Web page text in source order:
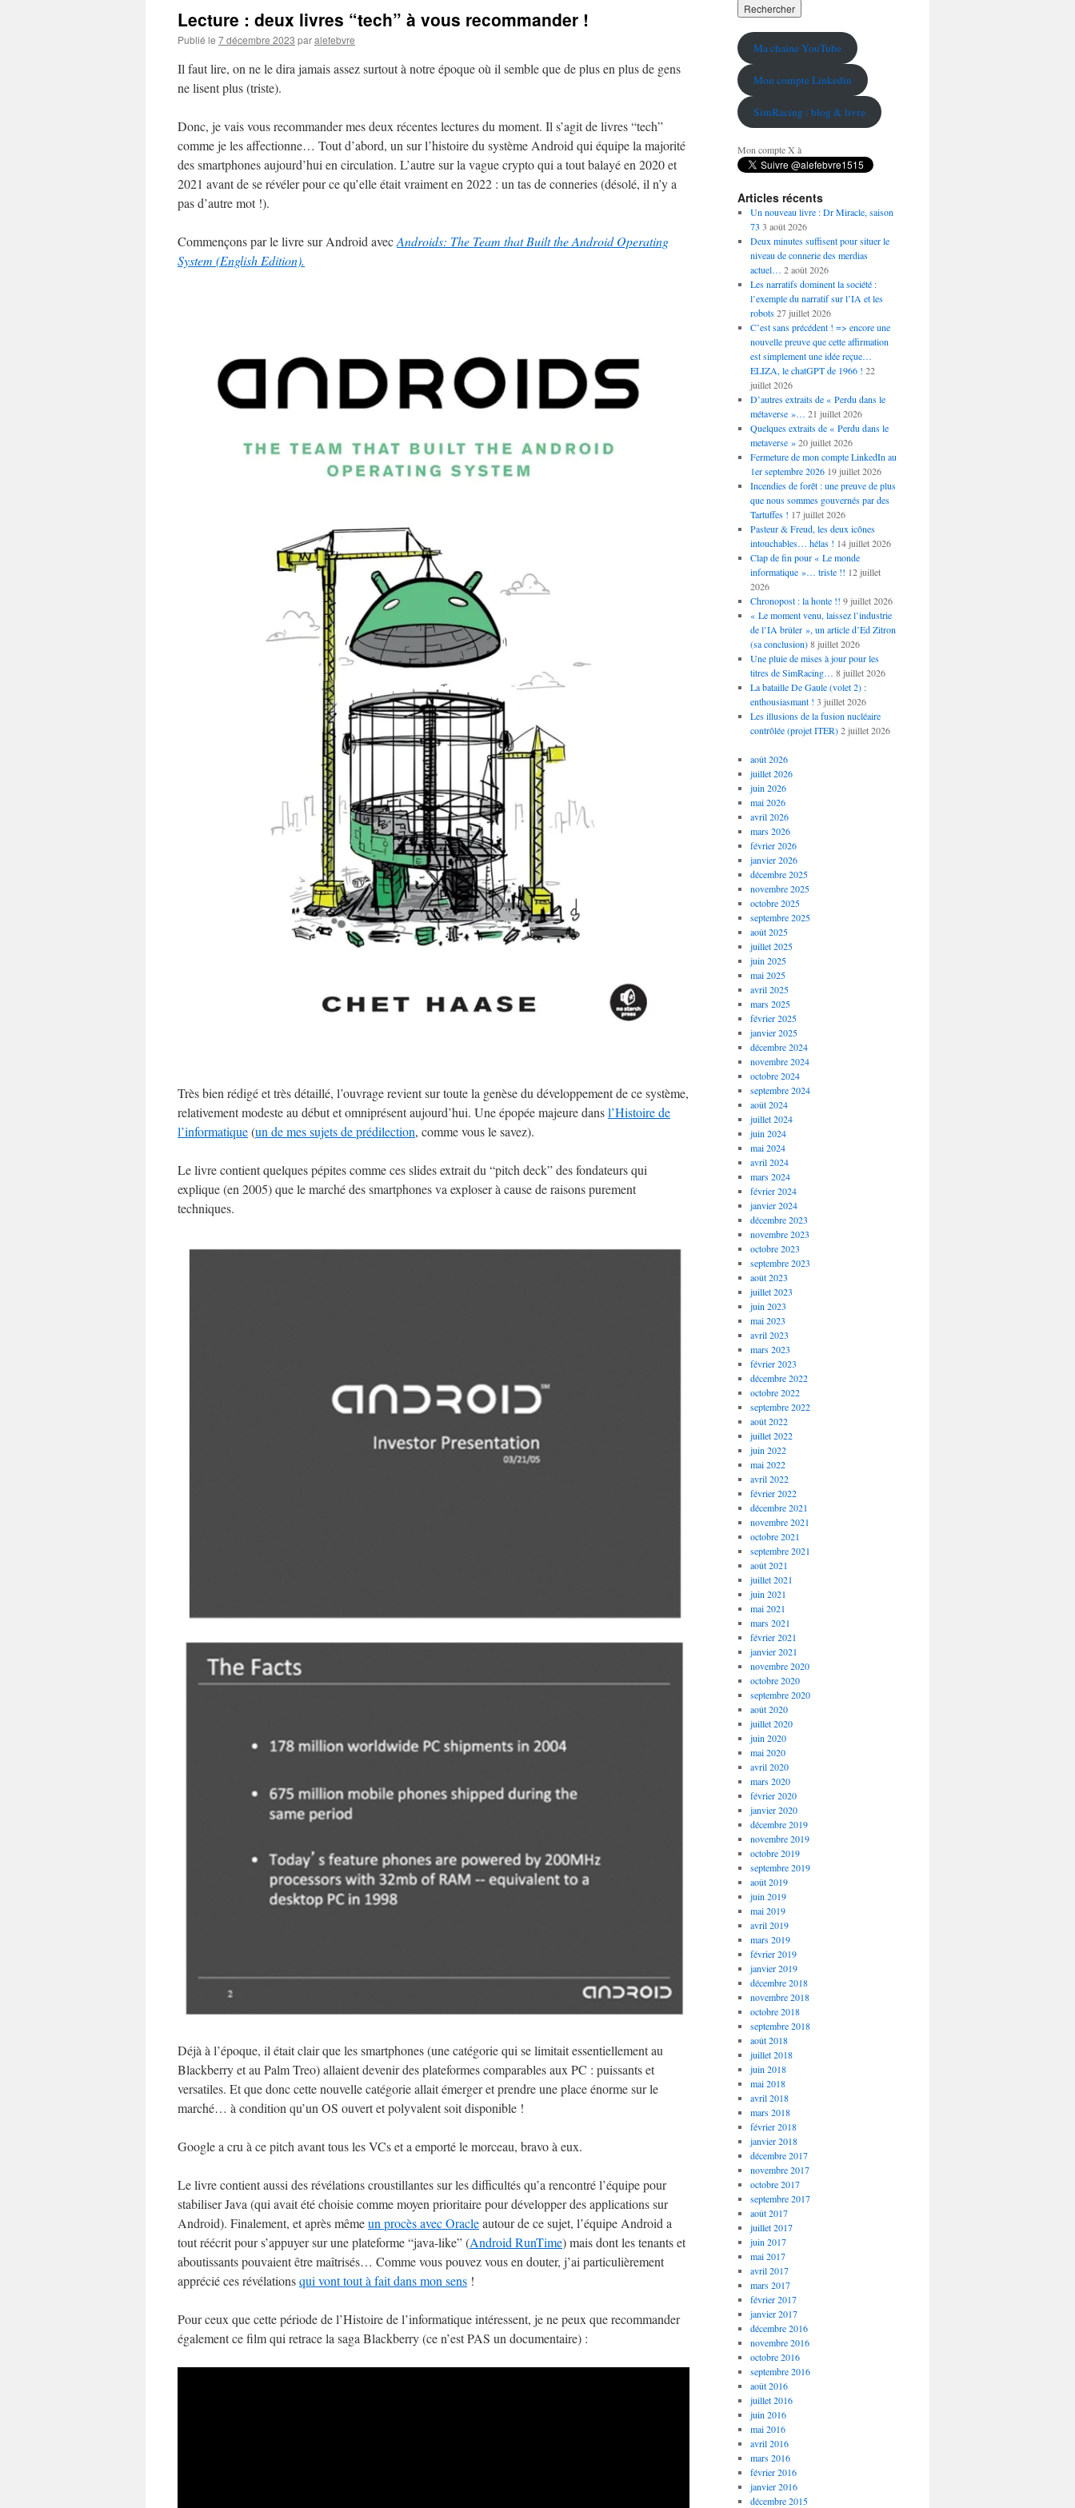
Lecture : deux livres “tech” à vous recommander !
Publié le 7 décembre 2023 paralefebvre
Il faut lire, on ne le dira jamais assez surtout à notre époque où il semble que de plus en plus de gens
ne lisent plus (triste).
Donc, je vais vous recommander mes deux récentes lectures du moment. Il s’agit de livres “tech”
comme je les affectionne… Tout d’abord, un sur l’histoire du système Android qui équipe la majorité
des smartphones aujourd’hui en circulation. L’autre sur la vague crypto qui a tout balayé en 2020 et
2021 avant de se révéler pour ce qu’elle était vraiment en 2022 : un tas de conneries (désolé, il n’y a
pas d’autre mot !).
Commençons par le livre sur Android avecAndroids: The Team that Built the Android Operating
System (English Edition).
Très bien rédigé et très détaillé, l’ouvrage revient sur toute la genèse du développement de ce système,
relativement modeste au début et omniprésent aujourd’hui. Une épopée majeure dansl’Histoire de
l’informatique(un de mes sujets de prédilection, comme vous le savez).
Le livre contient quelques pépites comme ces slides extrait du “pitch deck” des fondateurs qui
explique (en 2005) que le marché des smartphones va exploser à cause de raisons purement
techniques.
Déjà à l’époque, il était clair que les smartphones (une catégorie qui se limitait essentiellement au
Blackberry et au Palm Treo) allaient devenir des plateformes comparables aux PC : puissants et
versatiles. Et que donc cette nouvelle catégorie allait émerger et prendre une place énorme sur le
marché… à condition qu’un OS ouvert et polyvalent soit disponible !
Google a cru à ce pitch avant tous les VCs et a emporté le morceau, bravo à eux.
Le livre contient aussi des révélations croustillantes sur les difficultés qu’a rencontré l’équipe pour
stabiliser Java (qui avait été choisie comme moyen prioritaire pour développer des applications sur
Android). Finalement, et après mêmeun procès avec Oracleautour de ce sujet, l’équipe Android a
tout réécrit pour s’appuyer sur une plateforme “java-like” (Android RunTime) mais dont les tenants et
aboutissants pouvaient être maîtrisés… Comme vous pouvez vous en douter, j’ai particulièrement
apprécié ces révélationsqui vont tout à fait dans mon sens !
Pour ceux que cette période de l’Histoire de l’informatique intéressent, je ne peux que recommander
également ce film qui retrace la saga Blackberry (ce n’est PAS un documentaire) :
Ma chaine YouTube
Mon compte Linkedin
SimRacing : blog & livre
Mon compte X à
Articles récents
Un nouveau livre : Dr Miracle, saison
73 3 août 2026
Deux minutes suffisent pour situer le
niveau de connerie des merdias
actuel… 2 août 2026
Les narratifs dominent la société :
l’exemple du narratif sur l’IA et les
robots 27 juillet 2026
C’est sans précédent ! => encore une
nouvelle preuve que cette affirmation
est simplement une idée reçue…
ELIZA, le chatGPT de 1966 ! 22
juillet 2026
D’autres extraits de « Perdu dans le
métaverse »… 21 juillet 2026
Quelques extraits de « Perdu dans le
metaverse » 20 juillet 2026
Fermeture de mon compte LinkedIn au
1er septembre 2026 19 juillet 2026
Incendies de forêt : une preuve de plus
que nous sommes gouvernés par des
Tartuffes ! 17 juillet 2026
Pasteur & Freud, les deux icônes
intouchables… hélas ! 14 juillet 2026
Clap de fin pour « Le monde
informatique »… triste !! 12 juillet
2026
Chronopost : la honte !! 9 juillet 2026
« Le moment venu, laissez l’industrie
de l’IA brûler », un article d’Ed Zitron
(sa conclusion) 8 juillet 2026
Une pluie de mises à jour pour les
titres de SimRacing… 8 juillet 2026
La bataille De Gaule (volet 2) :
enthousiasmant ! 3 juillet 2026
Les illusions de la fusion nucléaire
contrôlée (projet ITER) 2 juillet 2026
août 2026
juillet 2026
juin 2026
mai 2026
avril 2026
mars 2026
février 2026
janvier 2026
décembre 2025
novembre 2025
octobre 2025
septembre 2025
août 2025
juillet 2025
juin 2025
mai 2025
avril 2025
mars 2025
février 2025
janvier 2025
décembre 2024
novembre 2024
octobre 2024
septembre 2024
août 2024
juillet 2024
juin 2024
mai 2024
avril 2024
mars 2024
février 2024
janvier 2024
décembre 2023
novembre 2023
octobre 2023
septembre 2023
août 2023
juillet 2023
juin 2023
mai 2023
avril 2023
mars 2023
février 2023
décembre 2022
octobre 2022
septembre 2022
août 2022
juillet 2022
juin 2022
mai 2022
avril 2022
février 2022
décembre 2021
novembre 2021
octobre 2021
septembre 2021
août 2021
juillet 2021
juin 2021
mai 2021
mars 2021
février 2021
janvier 2021
novembre 2020
octobre 2020
septembre 2020
août 2020
juillet 2020
juin 2020
mai 2020
avril 2020
mars 2020
février 2020
janvier 2020
décembre 2019
novembre 2019
octobre 2019
septembre 2019
août 2019
juin 2019
mai 2019
avril 2019
mars 2019
février 2019
janvier 2019
décembre 2018
novembre 2018
octobre 2018
septembre 2018
août 2018
juillet 2018
juin 2018
mai 2018
avril 2018
mars 2018
février 2018
janvier 2018
décembre 2017
novembre 2017
octobre 2017
septembre 2017
août 2017
juillet 2017
juin 2017
mai 2017
avril 2017
mars 2017
février 2017
janvier 2017
décembre 2016
novembre 2016
octobre 2016
septembre 2016
août 2016
juillet 2016
juin 2016
mai 2016
avril 2016
mars 2016
février 2016
janvier 2016
décembre 2015